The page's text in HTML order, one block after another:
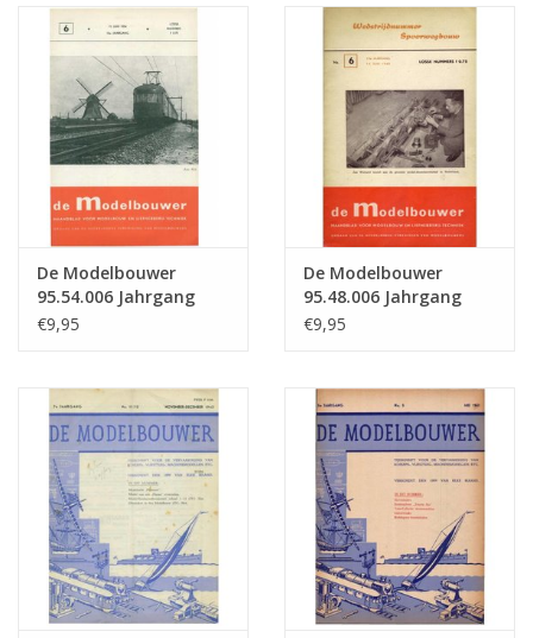
De Modelbouwer
95.54.006 Jahrgang
"Der Modellbauer"
€9,95
De Modelbouwer
95.48.006 Jahrgang
"Der Modellbauer"
€9,95